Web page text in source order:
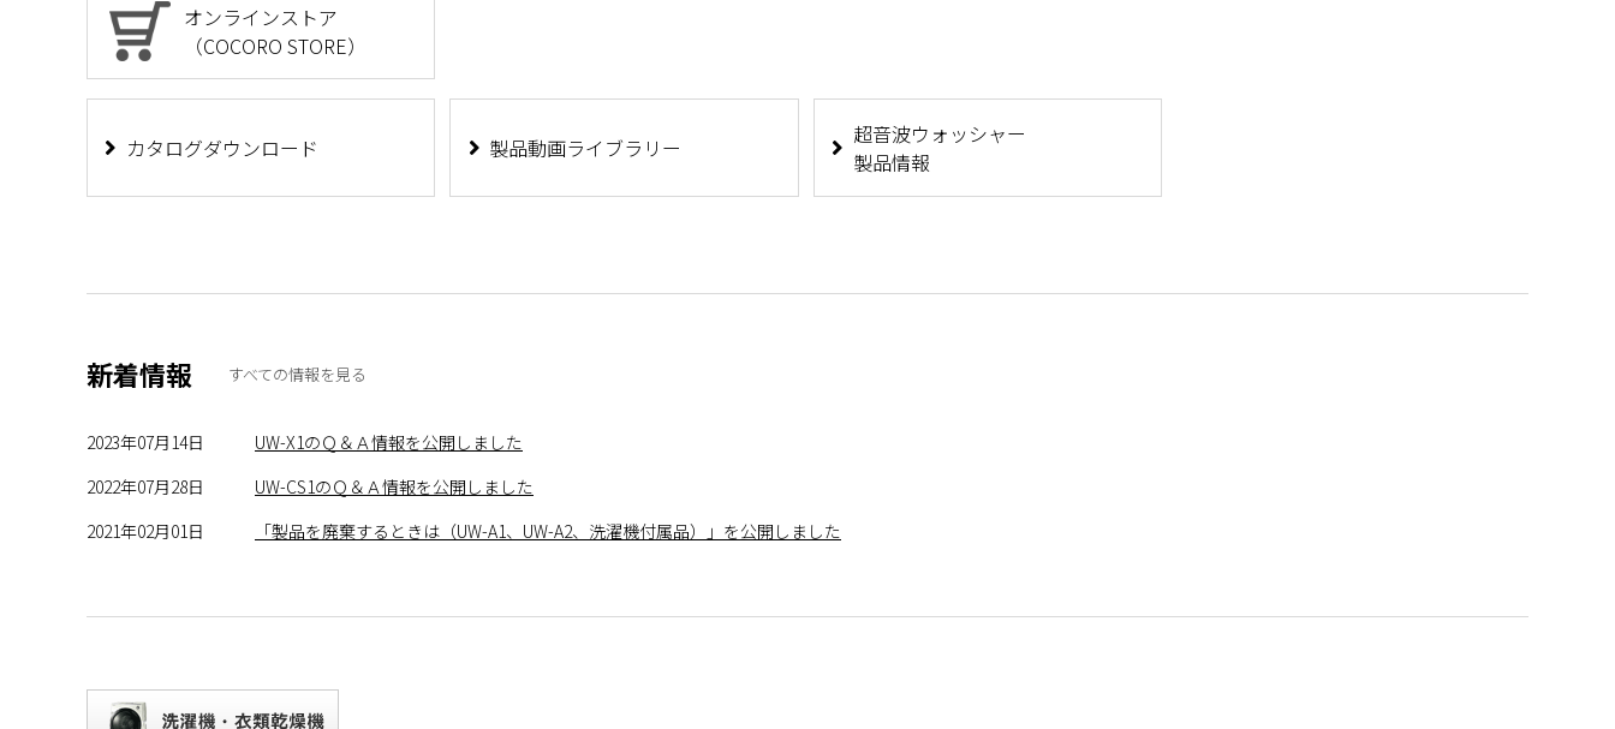
オンラインストア
（COCORO STORE）
カタログダウンロード 製品動画ライブラリー
超音波ウォッシャー
製品情報
新着情報 すべての情報を見る
2023年07月14日
UW-X1のＱ＆Ａ情報を公開しました
2022年07月28日
UW-CS1のＱ＆Ａ情報を公開しました
2021年02月01日
「製品を廃棄するときは（UW-A1、UW-A2、洗濯機付属品）」を公開しました